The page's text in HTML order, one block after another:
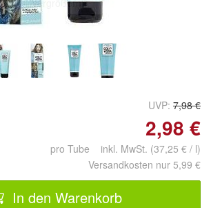
vergrößern
UVP: 7,98 €
2,98 €
pro Tube inkl. MwSt. (37,25 € / l)
Versandkosten nur 5,99 €
In den Warenkorb